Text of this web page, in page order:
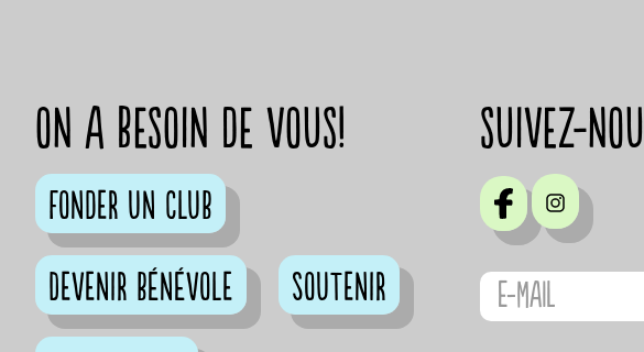
on a besoin de vous!
Fonder un club
Devenir bénévole
Soutenir
suivez-